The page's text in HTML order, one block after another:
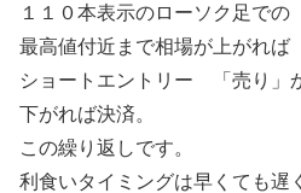
１１０本表示のローソク足での
最高値付近まで相場が上がれば
ショートエントリー 「売り」
下がれば決済。
この繰り返しです。
利食いタイミングは早くても遅